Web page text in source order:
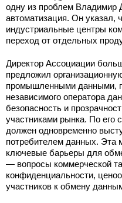
одну из проблем Владимир
автоматизация. Он указал,
индустриальные центры
переход от отдельных
Директор Ассоциации
предложил
промышленными данными,
независимого оператора
безопасность и
участниками рынка. По его
должен одновременно
потребителем данных. Эта
ключевые барьеры для
— вопросы коммерческой
конфиденциальности,
участников к обмену